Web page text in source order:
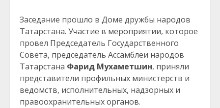
Заседание прошло в Доме дружбы народов
Татарстана. Участие в мероприятии, которое
провел Председатель Государственного
Совета, председатель Ассамблеи народов
Татарстана Фарид Мухаметшин, приняли
представители профильных министерств и
ведомств, исполнительных, надзорных и
правоохранительных органов.